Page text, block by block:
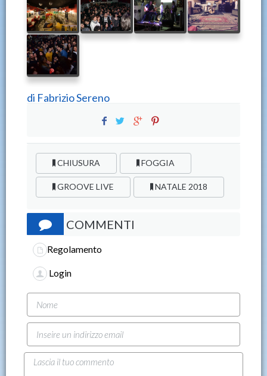
di Fabrizio Sereno
CHIUSURA FOGGIA
GROOVE LIVE NATALE 2018
COMMENTI
Regolamento
Login